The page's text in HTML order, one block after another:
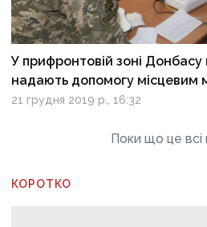
У прифронтовій зоні Донбасу
надають допомогу місцевим
21 грудня 2019 р., 16:32
Поки що це всі
КОРОТКО